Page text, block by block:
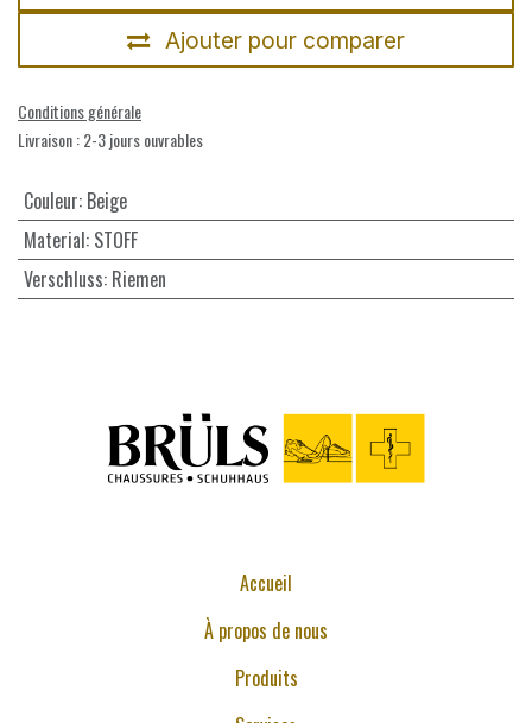
Ajouter pour comparer
Conditions générale
Livraison : 2-3 jours ouvrables
Couleur: Beige
Material: STOFF
Verschluss: Riemen
Accueil
À propos de nous
Produits